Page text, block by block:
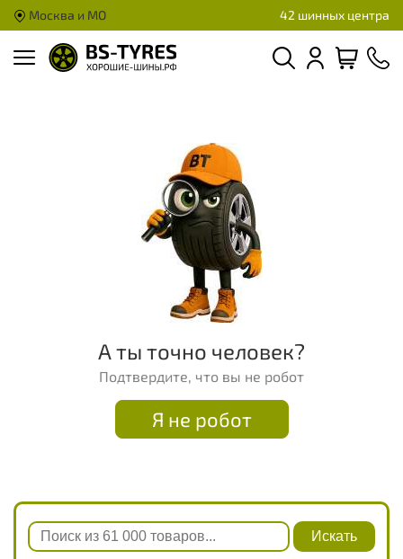
Москва и МО 42 шинных центра
А ты точно человек?
Подтвердите, что вы не робот
Я не робот
Искать